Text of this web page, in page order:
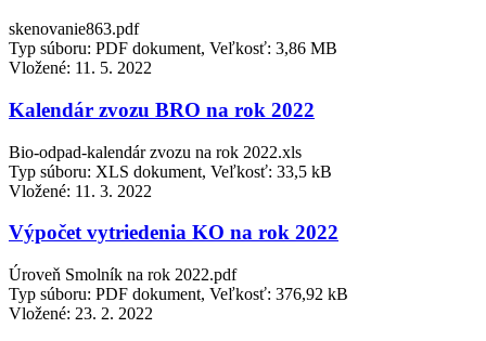
skenovanie863.pdf
Typ súboru: PDF dokument, Veľkosť: 3,86 MB
Vložené: 11. 5. 2022
Kalendár zvozu BRO na rok 2022
Bio-odpad-kalendár zvozu na rok 2022.xls
Typ súboru: XLS dokument, Veľkosť: 33,5 kB
Vložené: 11. 3. 2022
Výpočet vytriedenia KO na rok 2022
Úroveň Smolník na rok 2022.pdf
Typ súboru: PDF dokument, Veľkosť: 376,92 kB
Vložené: 23. 2. 2022